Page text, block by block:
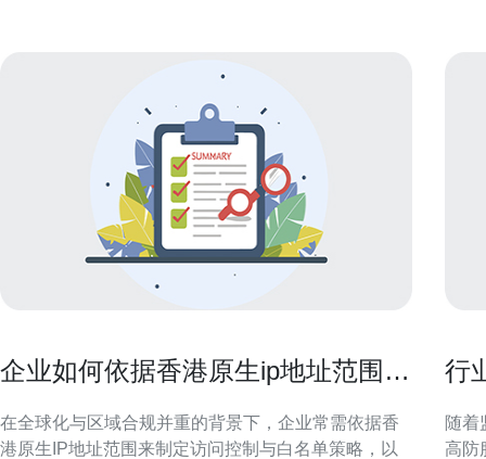
企业如何依据香港原生ip地址范围做
在全球化与区域合规并重的背景下，企业常需依据香
港原生IP地址范围来制定访问控制与白名单策略，以
行
随着
高防